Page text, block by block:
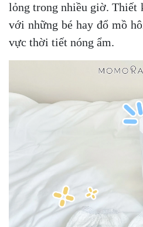
lỏng trong nhiều giờ. Thiết
với những bé hay đổ mồ
vực thời tiết nóng ẩm.